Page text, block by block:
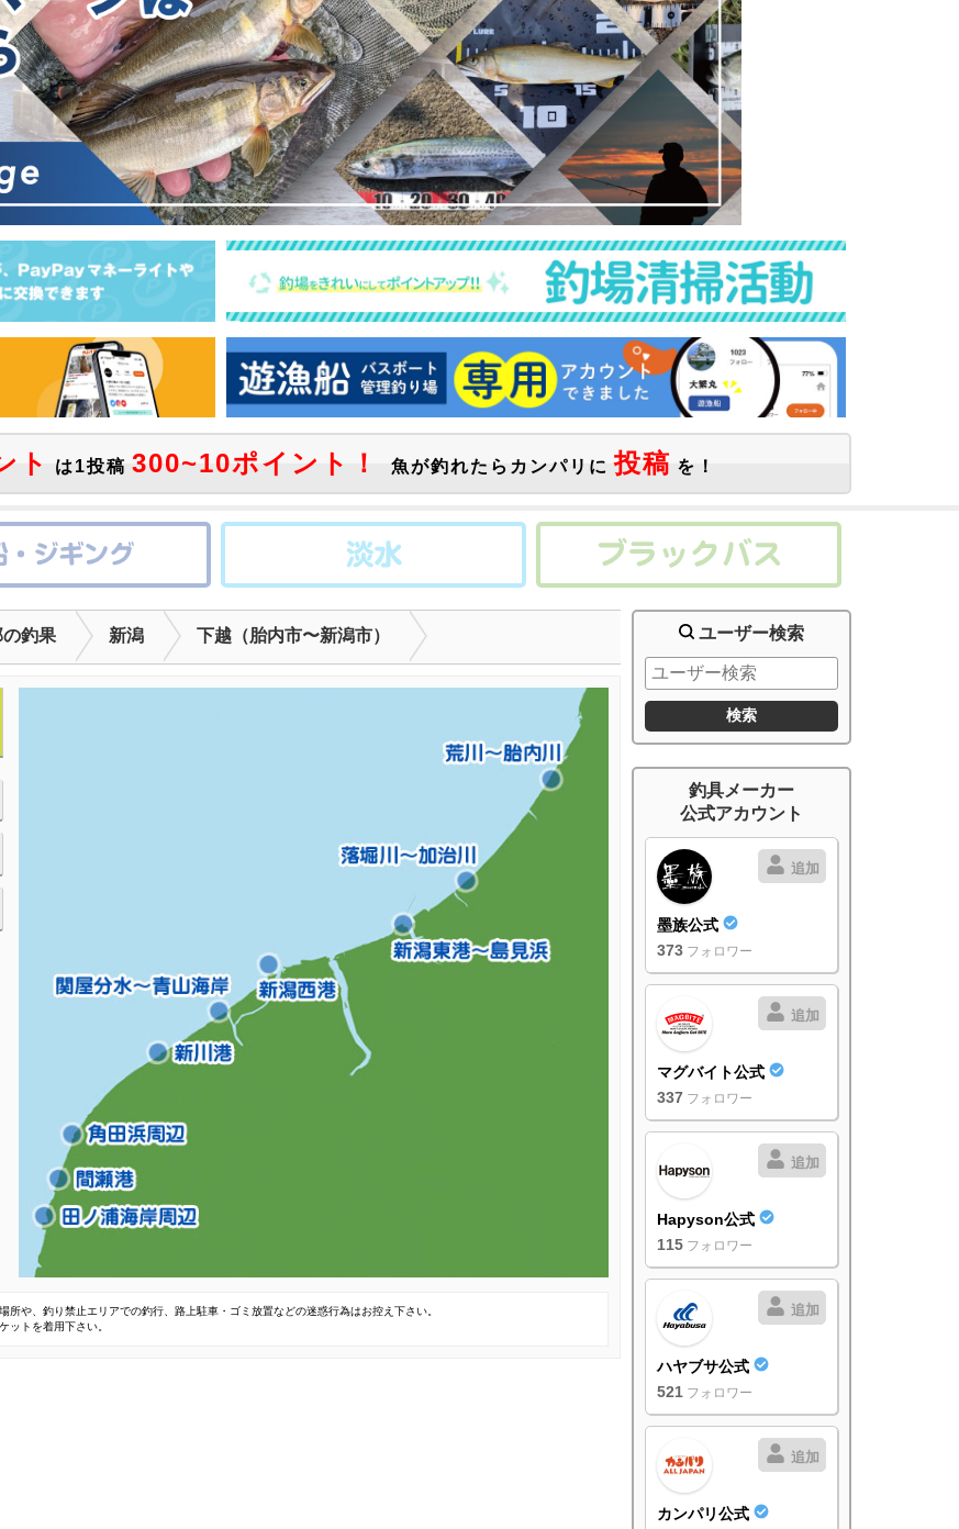
ト は1投稿 300~10ポイント！ 魚が釣れたらカンパリに 投稿 を！
の釣果 新潟 下越（胎内市〜新潟市）
所や、釣り禁止エリアでの釣行、路上駐車・ゴミ放置などの迷惑行為はお控え下さい。
ットを着用下さい。
ユーザー検索
釣具メーカー
公式アカウント
追加
墨族公式
373 フォロワー
追加
マグバイト公式
337 フォロワー
追加
Hapyson公式
115 フォロワー
追加
ハヤブサ公式
521 フォロワー
追加
カンパリ公式